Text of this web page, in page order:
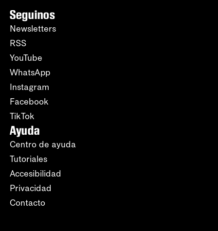
Seguinos
Newsletters
RSS
YouTube
WhatsApp
Instagram
Facebook
TikTok
Ayuda
Centro de ayuda
Tutoriales
Accesibilidad
Privacidad
Contacto